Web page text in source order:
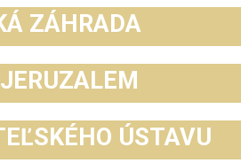
ZÁHRADA
ÚSTAVU